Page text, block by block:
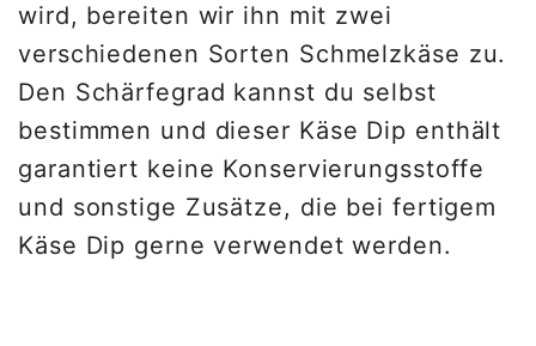
wird, bereiten wir ihn mit zwei
verschiedenen Sorten Schmelzkäse zu.
Den Schärfegrad kannst du selbst
bestimmen und dieser Käse Dip enthält
garantiert keine Konservierungsstoffe
und sonstige Zusätze, die bei fertigem
Käse Dip gerne verwendet werden.